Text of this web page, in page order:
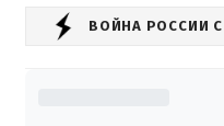
ВОЙНА РОССИИ